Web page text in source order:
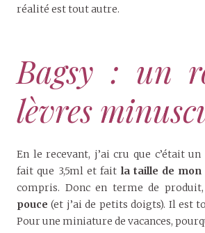
réalité est tout autre.
Bagsy : un
lèvres
En le recevant, j’ai cru que c’était
fait que 3,5ml et fait la taille de mon
compris. Donc en terme de
pouce (et j’ai de petits doigts). Il est
Pour une miniature de vacances,